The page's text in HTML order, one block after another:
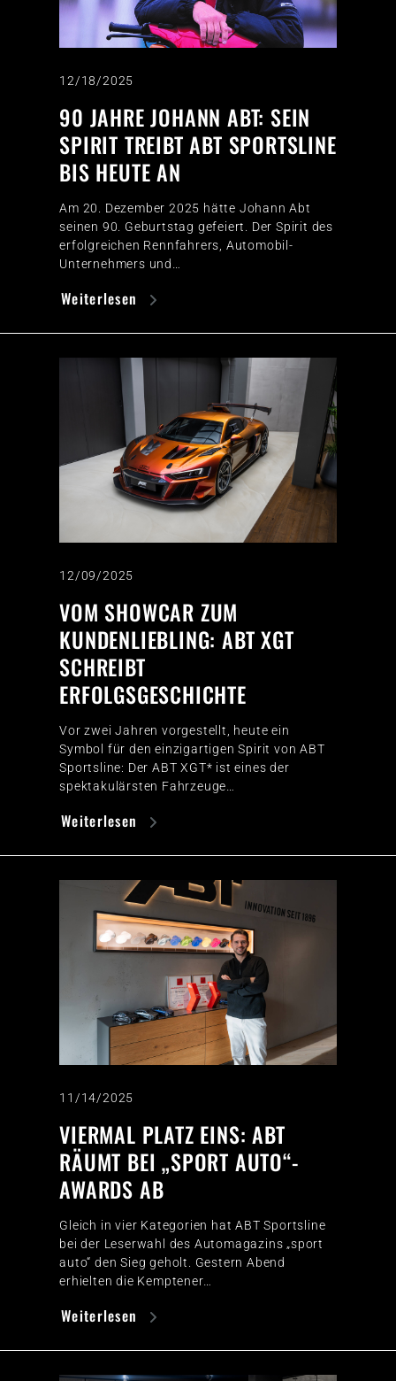
12/18/2025
90 JAHRE JOHANN ABT: SEIN
SPIRIT TREIBT ABT SPORTSLINE
BIS HEUTE AN
Am 20. Dezember 2025 hätte Johann Abt
seinen 90. Geburtstag gefeiert. Der Spirit des
erfolgreichen Rennfahrers, Automobil-
Unternehmers und…
Weiterlesen
12/09/2025
VOM SHOWCAR ZUM
KUNDENLIEBLING: ABT XGT
SCHREIBT
ERFOLGSGESCHICHTE
Vor zwei Jahren vorgestellt, heute ein
Symbol für den einzigartigen Spirit von ABT
Sportsline: Der ABT XGT* ist eines der
spektakulärsten Fahrzeuge…
Weiterlesen
11/14/2025
VIERMAL PLATZ EINS: ABT
RÄUMT BEI „SPORT AUTO“-
AWARDS AB
Gleich in vier Kategorien hat ABT Sportsline
bei der Leserwahl des Automagazins „sport
auto“ den Sieg geholt. Gestern Abend
erhielten die Kemptener…
Weiterlesen